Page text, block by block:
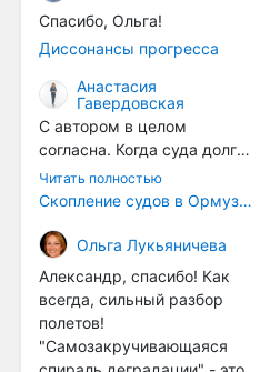
организмов. И год за
годом, век за веком суда
разносят эти самые
организмы по пути
следования.
Спасибо, Ольга!
Диссонансы прогресса
Анастасия
Гавердовская
С автором в целом
согласна. Когда суда долго
стоят в теплой воде, на их
корпусах активно
организмы, и потом они
могут быть перенесены в
другие регионы. Поэтому
проблема вполне реальная
— просто я бы говорила не
о неизбежной катастрофе,
Читать полностью
Скопление судов в Ормузском проливе грозит катастрофическим распространением инвазивных видов
Ольга Лукьяничева
Александр, спасибо! Как
всегда, сильный разбор
полетов!
"Самозакручивающаяся